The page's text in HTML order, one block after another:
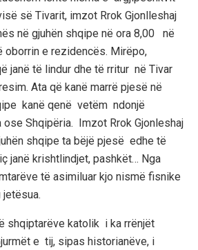
së Tivarit, imzot Rrok Gjonlleshaj
në gjuhën shqipe në ora 8,00 në
oborrin e rezidencës. Mirëpo,
janë të lindur dhe të rritur në Tivar
Ata që kanë marrë pjesë në
kanë qenë vetëm ndonjë
Shqipëria. Imzot Rrok Gjonleshaj
shqipe ta bëjë pjesë edhe të
janë krishtlindjet, pashkët… Nga
të asimiluar kjo nismë fisnike
shqiptarëve katolik i ka rrënjët
e tij, sipas historianëve, i